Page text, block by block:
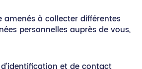
amenés à collecter différentes
personnelles auprès de vous,